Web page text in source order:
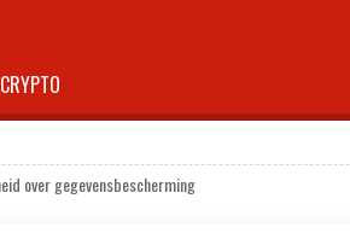
CRYPTO
over gegevensbescherming